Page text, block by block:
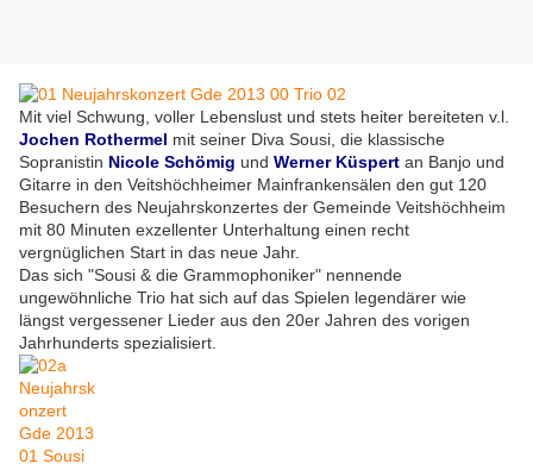
Mit viel Schwung, voller Lebenslust und stets heiter bereiteten v.l.
Jochen Rothermel mit seiner Diva Sousi, die klassische
Sopranistin Nicole Schömig und Werner Küspert an Banjo und
Gitarre in den Veitshöchheimer Mainfrankensälen den gut 120
Besuchern des Neujahrskonzertes der Gemeinde Veitshöchheim
mit 80 Minuten exzellenter Unterhaltung einen recht
vergnüglichen Start in das neue Jahr.
Das sich "Sousi & die Grammophoniker" nennende
ungewöhnliche Trio hat sich auf das Spielen legendärer wie
längst vergessener Lieder aus den 20er Jahren des vorigen
Jahrhunderts spezialisiert.